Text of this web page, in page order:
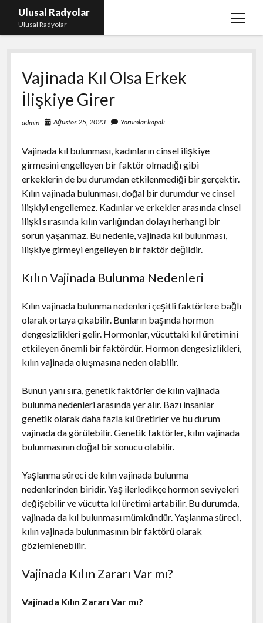
Ulusal Radyolar
Ulusal Radyolar
menüyü
Ana Başlık: Discord Instagram Botu
Instagram Beğeni Kazanma Ücretsiz
Liste
Sayfa Listesi
Vajinada Kıl Olsa Erkek
İlişkiye Girer
admin Ağustos 25, 2023 Yorumlar kapalı
Vajinada kıl bulunması, kadınların cinsel ilişkiye
girmesini engelleyen bir faktör olmadığı gibi
erkeklerin de bu durumdan etkilenmediği bir gerçektir.
Kılın vajinada bulunması, doğal bir durumdur ve cinsel
ilişkiyi engellemez. Kadınlar ve erkekler arasında cinsel
ilişki sırasında kılın varlığından dolayı herhangi bir
sorun yaşanmaz. Bu nedenle, vajinada kıl bulunması,
ilişkiye girmeyi engelleyen bir faktör değildir.
Kılın Vajinada Bulunma Nedenleri
Kılın vajinada bulunma nedenleri çeşitli faktörlere bağlı
olarak ortaya çıkabilir. Bunların başında hormon
dengesizlikleri gelir. Hormonlar, vücuttaki kıl üretimini
etkileyen önemli bir faktördür. Hormon dengesizlikleri,
kılın vajinada oluşmasına neden olabilir.
Bunun yanı sıra, genetik faktörler de kılın vajinada
bulunma nedenleri arasında yer alır. Bazı insanlar
genetik olarak daha fazla kıl üretirler ve bu durum
vajinada da görülebilir. Genetik faktörler, kılın vajinada
bulunmasının doğal bir sonucu olabilir.
Yaşlanma süreci de kılın vajinada bulunma
nedenlerinden biridir. Yaş ilerledikçe hormon seviyeleri
değişebilir ve vücutta kıl üretimi artabilir. Bu durumda,
vajinada da kıl bulunması mümkündür. Yaşlanma süreci,
kılın vajinada bulunmasının bir faktörü olarak
gözlemlenebilir.
Vajinada Kılın Zararı Var mı?
Vajinada Kılın Zararı Var mı?